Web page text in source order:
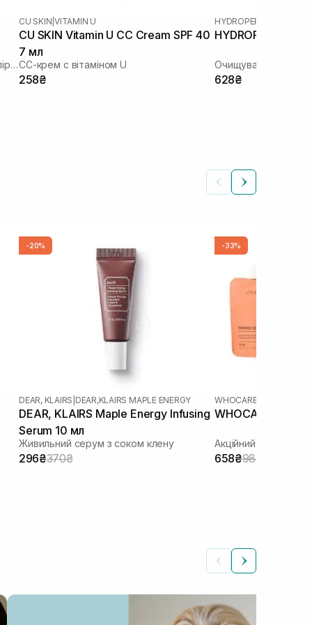
1Ензимна пудра у формі стіку-саше з піридоксином та каламіном
CU SKIN |VITAMIN U
CU SKIN Vitamin U CC Cream SPF 40
7 мл
СС-крем с вітаміном U
258₴
HYDROPEPTIDE
HYDROPEPTIDE
Очищувальний гель
628₴
-20%
DEAR, KLAIRS DEAR,KLAIRS MAPLE ENERGY
DEAR, KLAIRS Maple Energy Infusing
Serum 10 мл
Живильний серум з соком клену
296₴370₴
-33%
WHOCARES
WHOCARES
Акційний набір
658₴987₴